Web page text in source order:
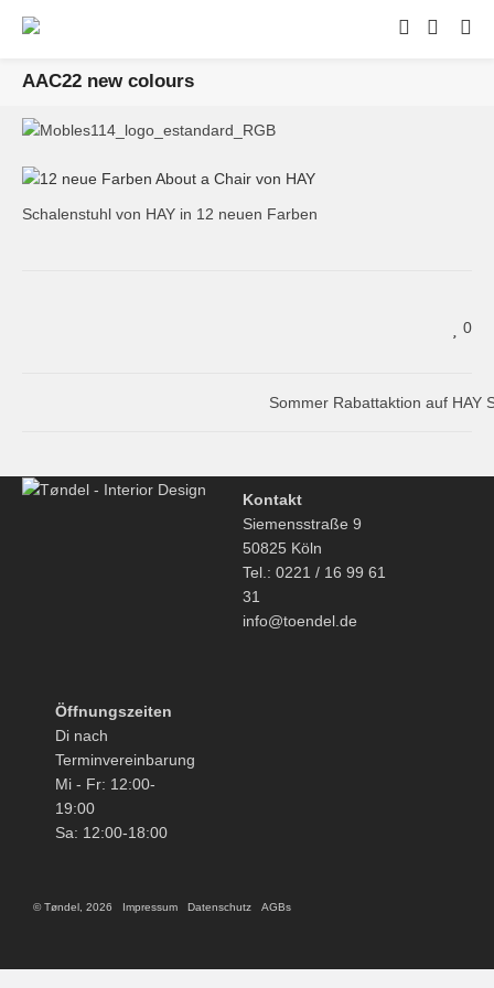
AAC22 new colours
Schalenstuhl von HAY in 12 neuen Farben
0
Sommer Rabattaktion auf HAY
Kontakt
Siemensstraße 9
50825 Köln
Tel.: 0221 / 16 99 61
31
info@toendel.de
Öffnungszeiten
Di nach
Terminvereinbarung
Mi - Fr: 12:00-
19:00
Sa: 12:00-18:00
© Tøndel, 2026 Impressum Datenschutz AGBs